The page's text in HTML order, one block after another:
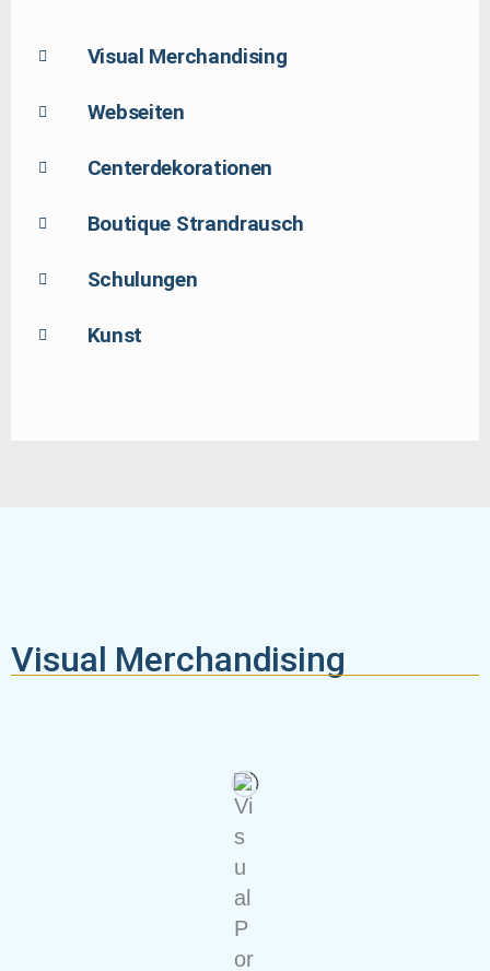
Visual Merchandising
Webseiten
Centerdekorationen
Boutique Strandrausch
Schulungen
Kunst
Visual Merchandising